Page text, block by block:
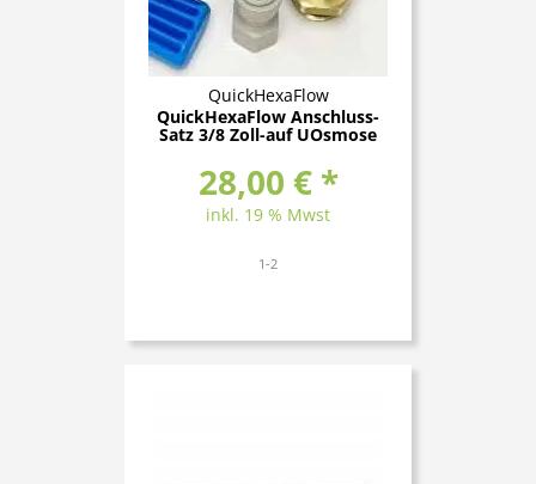
QuickHexaFlow
QuickHexaFlow Anschluss-
Satz 3/8 Zoll-auf UOsmose
28,00 € *
inkl. 19 % Mwst
1-2